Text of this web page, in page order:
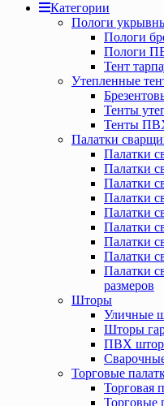
Категории
Пологи
Пологи
Пологи
Тент
Утепленные
Тенты
Тенты
Палатки
Палатки
Палатки
Палатки
Палатки
Палатки
Палатки
Палатки
Палатки
Палатки
размеров
Шторы
Уличные
Шторы
ПВХ
Торговые
Торговая
Торговые